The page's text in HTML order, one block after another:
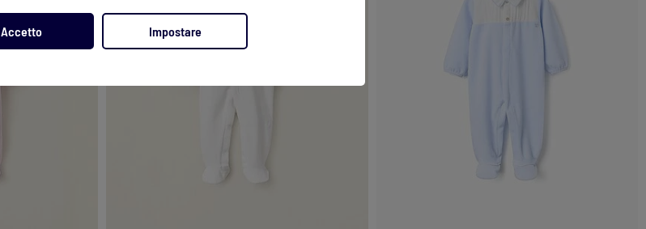
Accetto Impostare